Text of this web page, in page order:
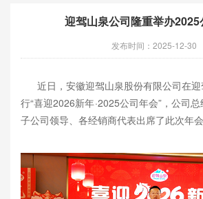
迎驾山泉公司隆重举办
发布时间：2025-12-30
近日，安徽迎驾山泉股份有限公司在
行“喜迎2026新年·2025公司年会”，公司
子公司领导、各经销商代表出席了此次年会